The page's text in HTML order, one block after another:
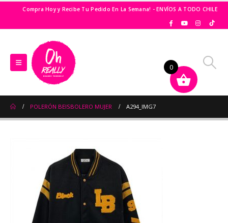
Compra Hoy y Recibe Tu Pedido En La Semana! - ENVÍOS A TODO CHILE
POLERÓN BEISBOLERO MUJER A294_IMG7
0